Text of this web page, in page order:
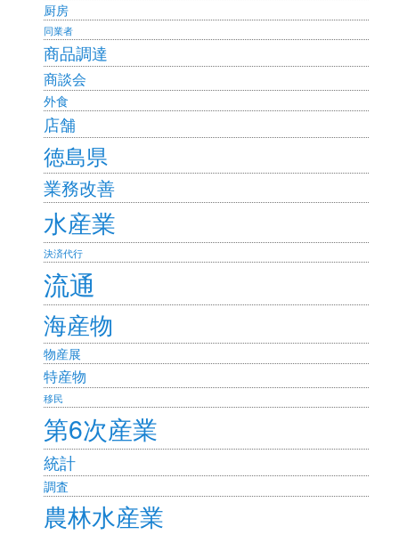
厨房
同業者
商品調達
商談会
外食
店舗
徳島県
業務改善
水産業
決済代行
流通
海産物
物産展
特産物
移民
第6次産業
統計
調査
農林水産業